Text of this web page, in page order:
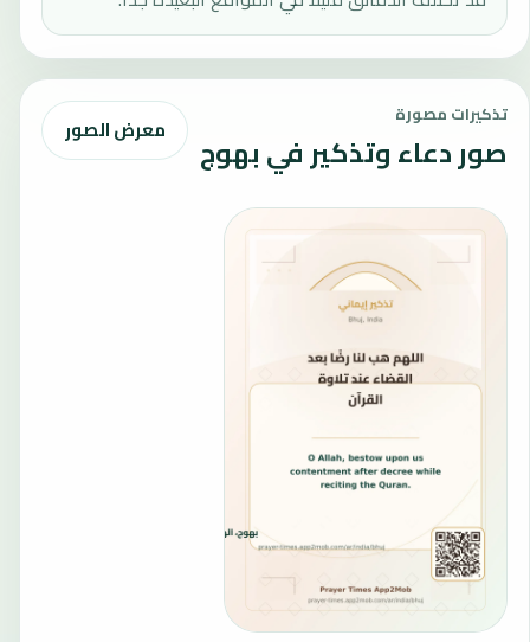
تذكيرات مصورة
صور دعاء وتذكير في بهوج معرض الصور